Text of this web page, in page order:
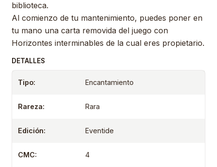
biblioteca.
Al comienzo de tu mantenimiento, puedes poner en
tu mano una carta removida del juego con
Horizontes interminables de la cual eres propietario.
DETALLES
Tipo: Encantamiento
Rareza: Rara
Edición: Eventide
CMC: 4